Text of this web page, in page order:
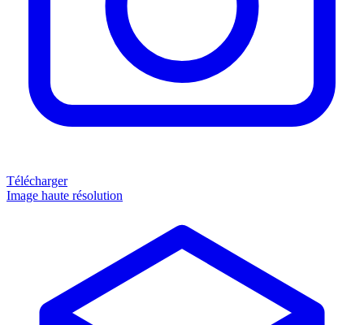
Télécharger
Image haute résolution